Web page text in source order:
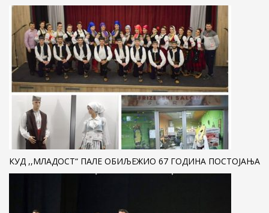
КУД ,,МЛАДОСТ“ ПАЛЕ ОБИЉЕЖИО 67 ГОДИНА ПОСТОЈАЊА